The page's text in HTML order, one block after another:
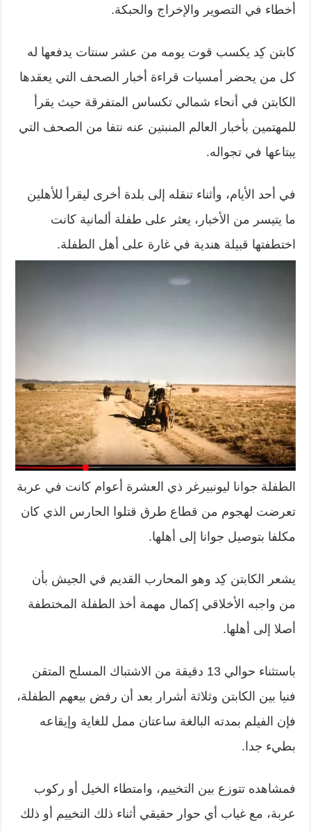
أخطاء في التصوير والإخراج والحبكة.
كابتن كِد يكسب قوت يومه من عشر سنتات يدفعها له
كل من يحضر أمسيات قراءة أخبار الصحف التي يعقدها
الكابتن في أنحاء شمالي تكساس المتفرقة حيث يقرأ
للمهتمين بأخبار العالم المنبتين عنه نتفا من الصحف التي
يبتاعها في تجواله.
في أحد الأيام، وأثناء تنقله إلى بلدة أخرى ليقرأ للأهلين
ما يتيسر من الأخبار، يعثر على طفلة ألمانية كانت
اختطفتها قبيلة هندية في غارة على أهل الطفلة.
الطفلة جوانا ليونبيرغر ذي العشرة أعوام كانت في عربة
تعرضت لهجوم من قطاع طرق قتلوا الحارس الذي كان
مكلفا بتوصيل جوانا إلى أهلها.
يشعر الكابتن كِد وهو المحارب القديم في الجيش بأن
من واجبه الأخلاقي إكمال مهمة أخذ الطفلة المختطفة
أصلا إلى أهلها.
باستثناء حوالي 13 دقيقة من الاشتباك المسلح المتقن
فنيا بين الكابتن وثلاثة أشرار بعد أن رفض بيعهم الطفلة،
فإن الفيلم بمدته البالغة ساعتان ممل للغاية وإيقاعه
بطيء جدا.
فمشاهده تتوزع بين التخييم، وامتطاء الخيل أو ركوب
عربة، مع غياب أي حوار حقيقي أثناء ذلك التخييم أو ذلك